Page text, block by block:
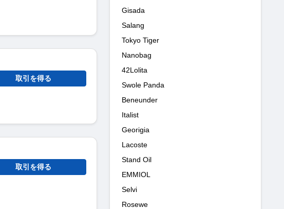
取引を得る
取引を得る
Gisada
Salang
Tokyo Tiger
Nanobag
42Lolita
Swole Panda
Beneunder
Italist
Georigia
Lacoste
Stand Oil
EMMIOL
Selvi
Rosewe